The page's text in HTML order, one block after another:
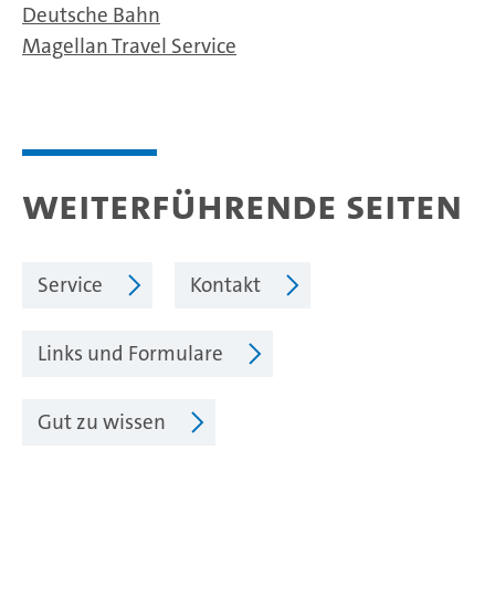
Deutsche Bahn
Magellan Travel Service
Weiterführende Seiten
Service Kontakt
Links und Formulare
Gut zu wissen